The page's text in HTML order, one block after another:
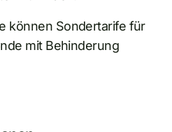
können Sondertarife für
mit Behinderung